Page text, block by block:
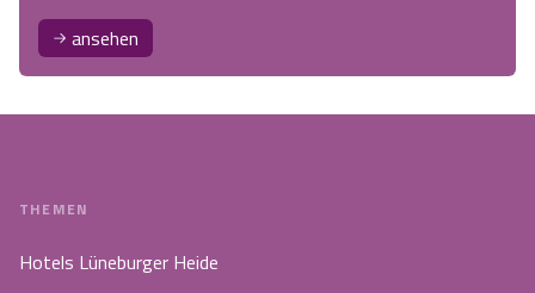
ansehen
THEMEN
Hotels Lüneburger Heide